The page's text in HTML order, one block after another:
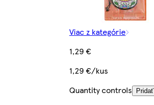
Viac z kategórie
1,29 €
1,29 €/kus
Quantity controls
Pridať